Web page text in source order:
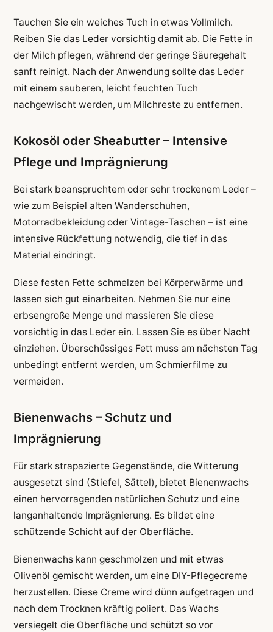
Tauchen Sie ein weiches Tuch in etwas Vollmilch.
Reiben Sie das Leder vorsichtig damit ab. Die Fette in
der Milch pflegen, während der geringe Säuregehalt
sanft reinigt. Nach der Anwendung sollte das Leder
mit einem sauberen, leicht feuchten Tuch
nachgewischt werden, um Milchreste zu entfernen.
Kokosöl oder Sheabutter – Intensive
Pflege und Imprägnierung
Bei stark beanspruchtem oder sehr trockenem Leder –
wie zum Beispiel alten Wanderschuhen,
Motorradbekleidung oder Vintage-Taschen – ist eine
intensive Rückfettung notwendig, die tief in das
Material eindringt.
Diese festen Fette schmelzen bei Körperwärme und
lassen sich gut einarbeiten. Nehmen Sie nur eine
erbsengroße Menge und massieren Sie diese
vorsichtig in das Leder ein. Lassen Sie es über Nacht
einziehen. Überschüssiges Fett muss am nächsten Tag
unbedingt entfernt werden, um Schmierfilme zu
vermeiden.
Bienenwachs – Schutz und
Imprägnierung
Für stark strapazierte Gegenstände, die Witterung
ausgesetzt sind (Stiefel, Sättel), bietet Bienenwachs
einen hervorragenden natürlichen Schutz und eine
langanhaltende Imprägnierung. Es bildet eine
schützende Schicht auf der Oberfläche.
Bienenwachs kann geschmolzen und mit etwas
Olivenöl gemischt werden, um eine DIY-Pflegecreme
herzustellen. Diese Creme wird dünn aufgetragen und
nach dem Trocknen kräftig poliert. Das Wachs
versiegelt die Oberfläche und schützt so vor